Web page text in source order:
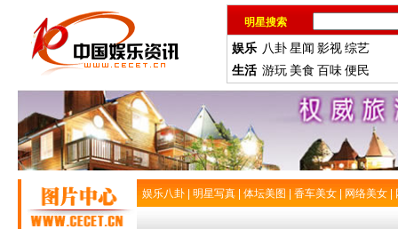
明星搜索
娱乐 八卦星闻 影视综艺
生活 游玩 美食 百味便民
娱乐八卦 明星写真 体坛美图 香车美女 网络美女